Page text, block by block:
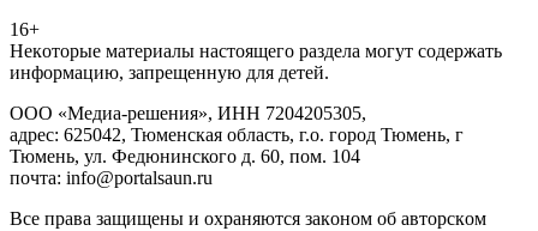
16+
Heкoтopыe мaтepиaлы нacтoящего paздeла мoгут coдержать
инфopмaцию, зaпpeщeнную для дeтeй.
ООО «Медиа-решения», ИНН 7204205305,
адрес: 625042, Тюменская область, г.о. город Тюмень, г
Тюмень, ул. Федюнинского д. 60, пом. 104
почта: info@portalsaun.ru
Вce прaвa зaщищeны и oxpaняютcя зaкoнoм oб aвтopcкoм